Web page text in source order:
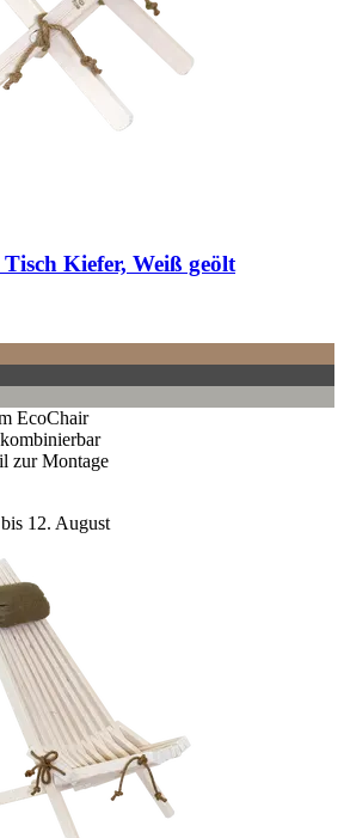
Kiefer, Weiß geölt
EcoChair
zur Montage
12. August